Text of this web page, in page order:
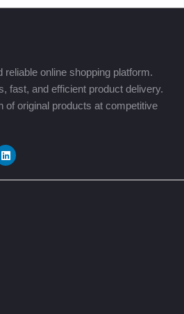
reliable online shopping platform.
fast, and efficient product delivery.
of original products at competitive